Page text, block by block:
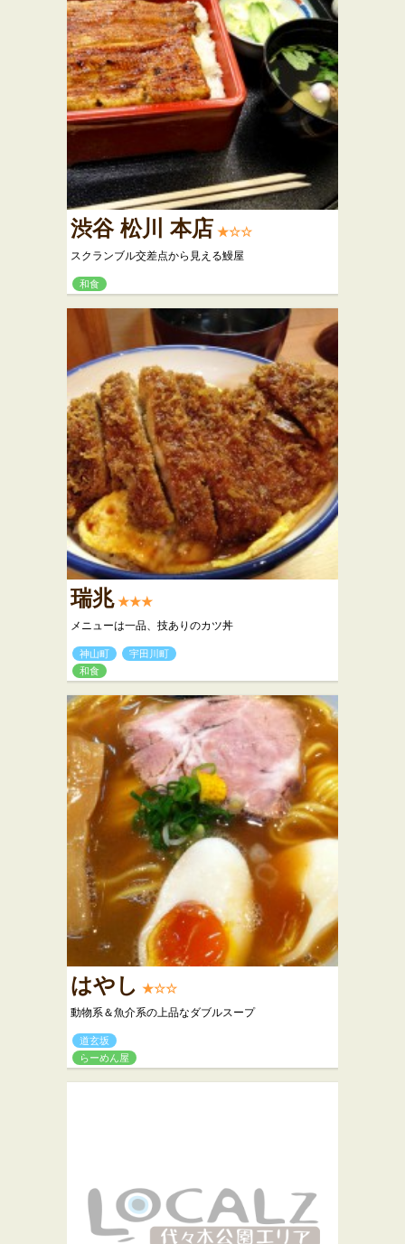
渋谷 松川 本店 ★☆☆
スクランブル交差点から見える鰻屋
和食
瑞兆 ★★★
メニューは一品、技ありのカツ丼
神山町
宇田川町
和食
はやし ★☆☆
動物系＆魚介系の上品なダブルスープ
道玄坂
らーめん屋